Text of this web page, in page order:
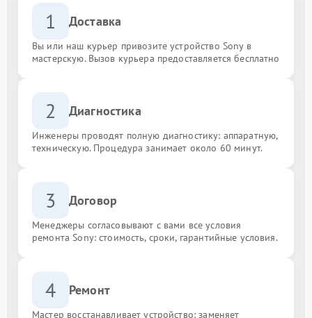
1 Доставка
Вы или наш курьер привозите устройство Sony в
мастерскую. Вызов курьера предоставляется бесплатно
2 Диагностика
Инженеры проводят полную диагностику: аппаратную,
техническую. Процедура занимает около 60 минут.
3 Договор
Менеджеры согласовывают с вами все условия
ремонта Sony: стоимость, сроки, гарантийные условия.
4 Ремонт
Мастер восстанавливает устройство: заменяет